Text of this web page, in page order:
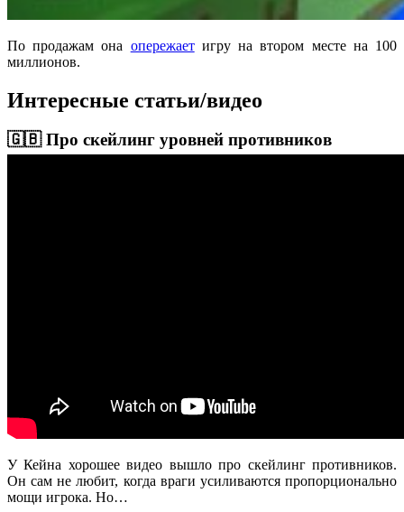
По продажам она опережаетигру на втором месте на 100
миллионов.
Интересные статьи/видео
🇬🇧 Про скейлинг уровней противников
У Кейна хорошее видео вышло про скейлинг противников.
Он сам не любит, когда враги усиливаются пропорционально
мощи игрока. Но…